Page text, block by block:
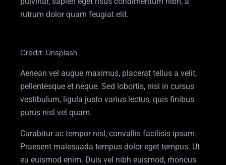
rutrum dolor quam feugiat elit.
Credit: Unsplash
Aenean vel augue maximus, placerat tellus a velit,
pellentesque et neque. Sed lobortis, nisi in cursus
vestibulum, ligula justo varius lectus, quis finibus
purus nisl vel quam.
Curabitur ac tempor nisl, convallis facilisis ipsum.
Praesent malesuada tempus dolor eget tempus. Ut
eu euismod enim. Duis vel nibh euismod, rhoncus